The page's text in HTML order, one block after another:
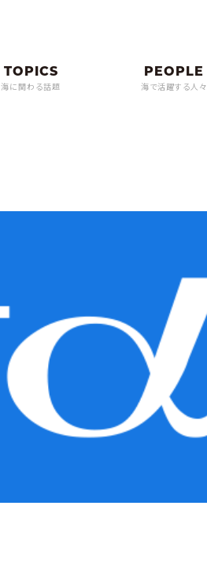
海に関わる話題 海で活躍する人々